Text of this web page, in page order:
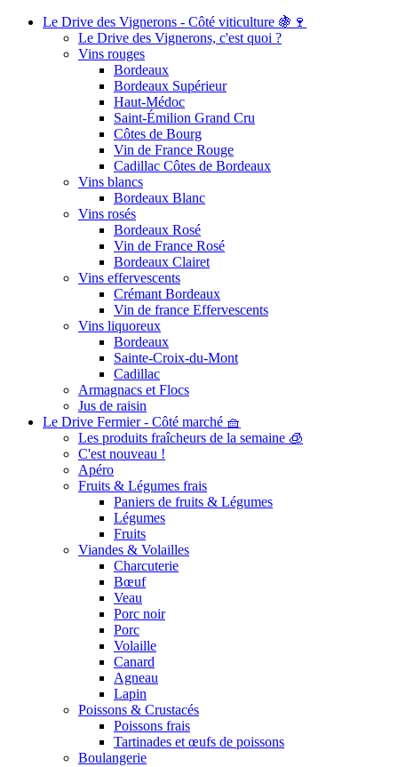
Le Drive des Vignerons - Côté viticulture 🍇🍷
Le Drive des Vignerons, c'est quoi ?
Vins rouges
Bordeaux
Bordeaux Supérieur
Haut-Médoc
Saint-Émilion Grand Cru
Côtes de Bourg
Vin de France Rouge
Cadillac Côtes de Bordeaux
Vins blancs
Bordeaux Blanc
Vins rosés
Bordeaux Rosé
Vin de France Rosé
Bordeaux Clairet
Vins effervescents
Crémant Bordeaux
Vin de france Effervescents
Vins liquoreux
Bordeaux
Sainte-Croix-du-Mont
Cadillac
Armagnacs et Flocs
Jus de raisin
Le Drive Fermier - Côté marché 🧺
Les produits fraîcheurs de la semaine 🧊
C'est nouveau !
Apéro
Fruits & Légumes frais
Paniers de fruits & Légumes
Légumes
Fruits
Viandes & Volailles
Charcuterie
Bœuf
Veau
Porc noir
Porc
Volaille
Canard
Agneau
Lapin
Poissons & Crustacés
Poissons frais
Tartinades et œufs de poissons
Boulangerie